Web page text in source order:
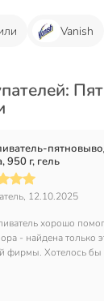
Vanish
950 г, гель
12.10.2025
хорошо
- найдена только
фирмы. Хотелось